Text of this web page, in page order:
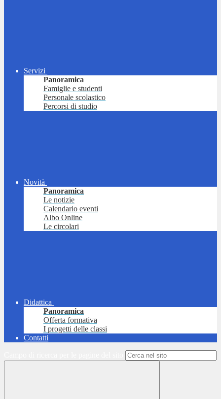
Servizi
Panoramica
Famiglie e studenti
Personale scolastico
Percorsi di studio
Novità
Panoramica
Le notizie
Calendario eventi
Albo Online
Le circolari
Didattica
Panoramica
Offerta formativa
I progetti delle classi
Contatti